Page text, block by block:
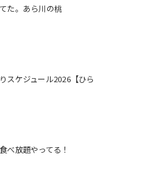
た。あら川の桃
スケジュール2026【ひら
べ放題やってる！